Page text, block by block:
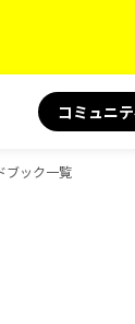
コミュニ
ブック一覧